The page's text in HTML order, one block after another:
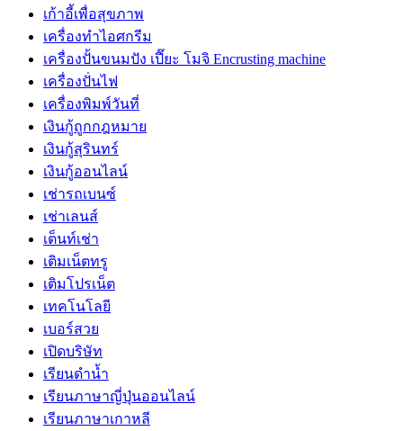
เก้าอี้เพื่อสุขภาพ
เครื่องทำไอศกรีม
เครื่องปั้นขนมปัง เปี๊ยะ โมจิ Encrusting machine
เครื่องปั่นไฟ
เครื่องพิมพ์วันที่
เงินกู้ถูกกฎหมาย
เงินกู้สุรินทร์
เงินกู้ออนไลน์
เช่ารถเบนซ์
เช่าเลนส์
เต็นท์เช่า
เติมเน็ตทรู
เติมโปรเน็ต
เทคโนโลยี
เบอร์สวย
เปิดบริษัท
เรียนดำน้ำ
เรียนภาษาญี่ปุ่นออนไลน์
เรียนภาษาเกาหลี